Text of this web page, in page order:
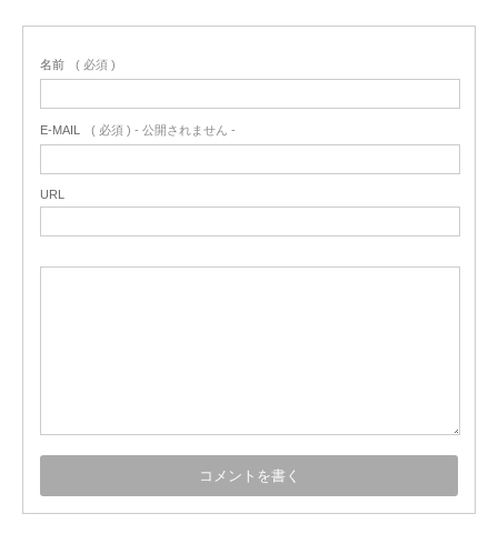
名前 ( 必須 )
E-MAIL ( 必須 ) - 公開されません -
URL